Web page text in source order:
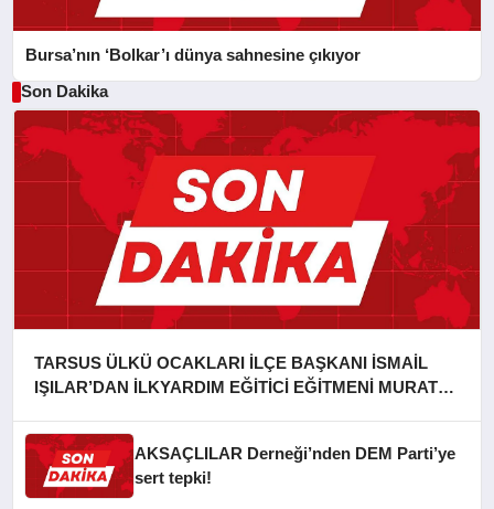
Bursa’nın ‘Bolkar’ı dünya sahnesine çıkıyor
Son Dakika
TARSUS ÜLKÜ OCAKLARI İLÇE BAŞKANI İSMAİL
IŞILAR’DAN İLKYARDIM EĞİTİCİ EĞİTMENİ MURAT
AKSAÇLILAR Derneği’nden DEM Parti’ye
sert tepki!